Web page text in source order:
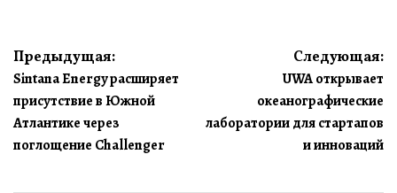
Навигация
по
записям
Предыдущая:
Sintana Energy расширяет
присутствие в Южной
Атлантике через
поглощение Challenger
Следующая:
UWA открывает
океанографические
лаборатории для стартапов
и инноваций